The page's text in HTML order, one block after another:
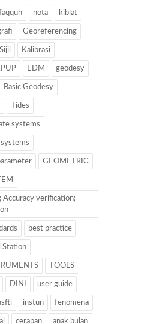
nota kiblat
Georeferencing
Sijil Kalibrasi
EDM geodesy
Basic Geodesy
Tides
systems
GEOMETRIC
Accuracy verification;
best practice
Station
TOOLS
DINI user guide
instun fenomena
cerapan anak bulan